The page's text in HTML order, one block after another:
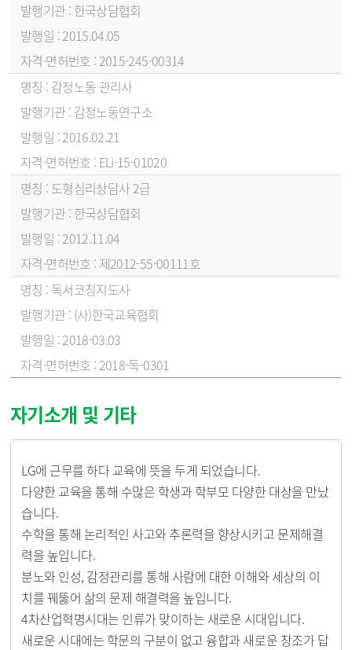
한국상담협회
2015.04.05
2015-245-00314
감정노동 관리사
감정노동연구소
2016.02.21
ELi-15-01020
도형심리상담사 2급
한국상담협회
2012.11.04
제2012-55-00111호
독서코칭지도사
(사)한국교육협회
2018-03.03
2018-독-0301
자기소개 및 기타
LG에 근무를 하다 교육에 뜻을 두게 되었습니다.
다양한 교육을 통해 수많은 학생과 학부모 다양한 대상을 만났
습니다.
수학을 통해 논리적인 사고와 추론력을 향상시키고 문제해결
력을 높입니다.
분노와 인성, 감정관리를 통해 사람에 대한 이해와 세상의 이
치를 꿰뚫어 삶의 문제 해결력을 높입니다.
4차산업혁명시대는 인류가 맞이하는 새로운 시대입니다.
새로운 시대에는 학문의 구분이 없고 융합과 새로운 창조가 답